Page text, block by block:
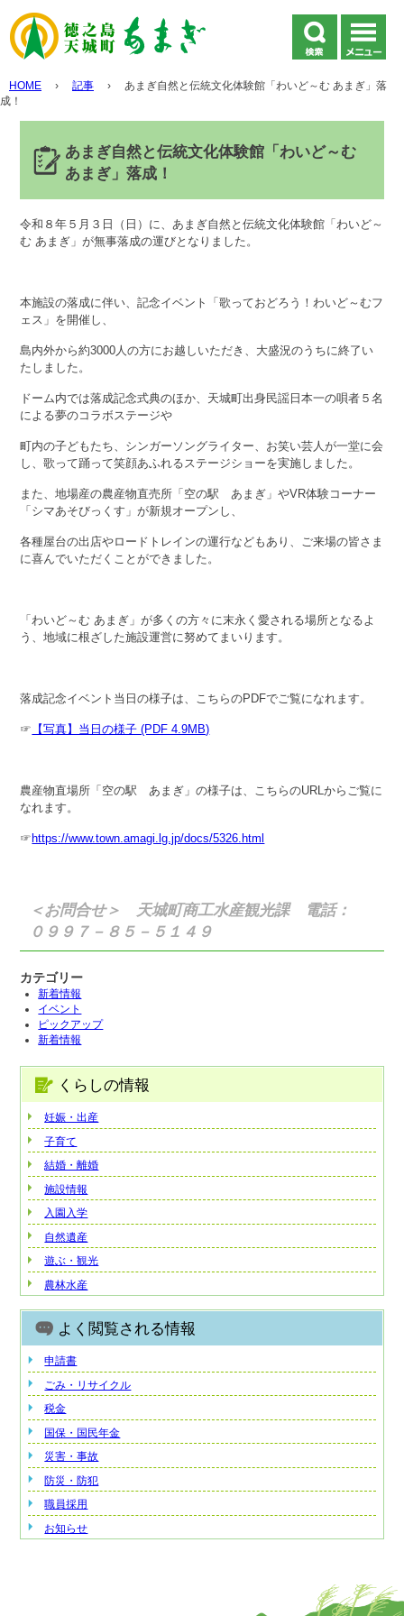
HOME › 記事 ›
あまぎ自然と伝統文化体験館「わいど～む あまぎ」落
成！
あまぎ自然と伝統文化体験館「わいど～む
あまぎ」落成！
令和８年５月３日（日）に、あまぎ自然と伝統文化体験館「わいど～
む あまぎ」が無事落成の運びとなりました。
本施設の落成に伴い、記念イベント「歌っておどろう！わいど～むフ
ェス」を開催し、
島内外から約3000人の方にお越しいただき、大盛況のうちに終了い
たしました。
ドーム内では落成記念式典のほか、天城町出身民謡日本一の唄者５名
による夢のコラボステージや
町内の子どもたち、シンガーソングライター、お笑い芸人が一堂に会
し、歌って踊って笑顔あふれるステージショーを実施しました。
また、地場産の農産物直売所「空の駅 あまぎ」やVR体験コーナー
「シマあそびっくす」が新規オープンし、
各種屋台の出店やロードトレインの運行などもあり、ご来場の皆さま
に喜んでいただくことができました。
「わいど～む あまぎ」が多くの方々に末永く愛される場所となるよ
う、地域に根ざした施設運営に努めてまいります。
落成記念イベント当日の様子は、こちらのPDFでご覧になれます。
☞ 【写真】当日の様子 (PDF 4.9MB)
農産物直場所「空の駅 あまぎ」の様子は、こちらのURLからご覧に
なれます。
☞ https://www.town.amagi.lg.jp/docs/5326.html
＜お問合せ＞ 天城町商工水産観光課 電話：
０９９７－８５－５１４９
カテゴリー
新着情報
イベント
ピックアップ
新着情報
くらしの情報
妊娠・出産
子育て
結婚・離婚
施設情報
入園入学
自然遺産
遊ぶ・観光
農林水産
よく閲覧される情報
申請書
ごみ・リサイクル
税金
国保・国民年金
災害・事故
防災・防犯
職員採用
お知らせ